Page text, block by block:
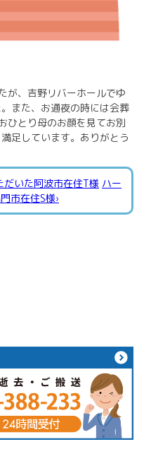
が、吉野リバーホールでゆ
また、お通夜の時には会葬
ひとり母のお顔を見てお別
足しています。ありがとう
だいた阿波市在住T様 ハー
市在住S様›